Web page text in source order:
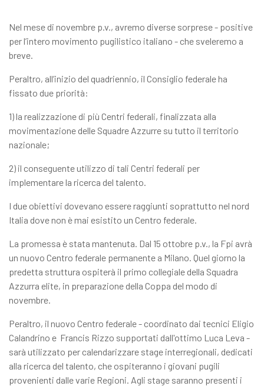
Nel mese di novembre p.v., avremo diverse sorprese - positive
per l’intero movimento pugilistico italiano - che sveleremo a
breve.
Peraltro, all’inizio del quadriennio, il Consiglio federale ha
fissato due priorità:
1) la realizzazione di più Centri federali, finalizzata alla
movimentazione delle Squadre Azzurre su tutto il territorio
nazionale;
2) il conseguente utilizzo di tali Centri federali per
implementare la ricerca del talento.
I due obiettivi dovevano essere raggiunti soprattutto nel nord
Italia dove non è mai esistito un Centro federale.
La promessa è stata mantenuta. Dal 15 ottobre p.v., la Fpi avrà
un nuovo Centro federale permanente a Milano. Quel giorno la
predetta struttura ospiterà il primo collegiale della Squadra
Azzurra elite, in preparazione della Coppa del modo di
novembre.
Peraltro, il nuovo Centro federale - coordinato dai tecnici Eligio
Calandrino e Francis Rizzo supportati dall'ottimo Luca Leva -
sarà utilizzato per calendarizzare stage interregionali, dedicati
alla ricerca del talento, che ospiteranno i giovani pugili
provenienti dalle varie Regioni. Agli stage saranno presenti i